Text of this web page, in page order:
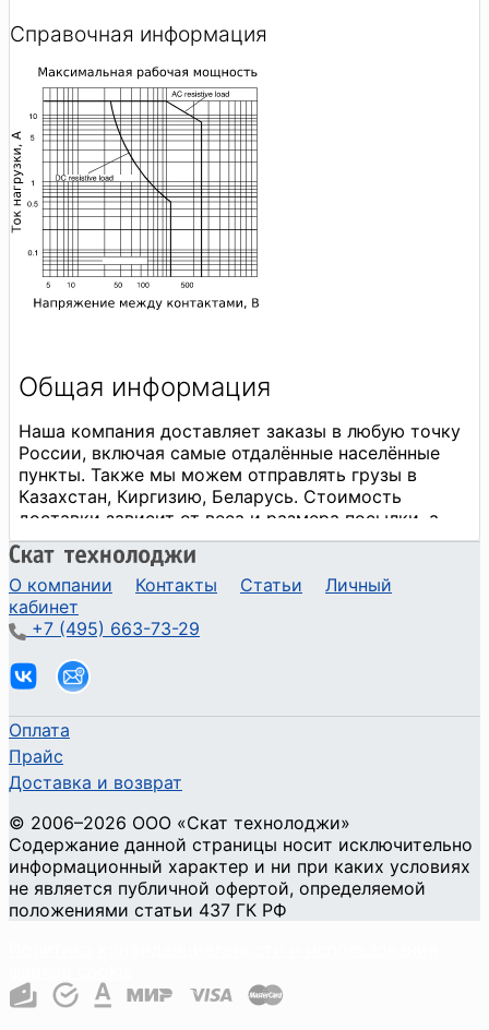
Справочная информация
О компании Контакты Статьи
Личный
кабинет
+7 (495) 663-73-29
Оплата
Прайс
Доставка и возврат
© 2006–2026 ООО «Скат технолоджи»
Содержание данной страницы носит исключительно
информационный характер и ни при каких условиях
не является публичной офертой, определяемой
положениями статьи 437 ГК РФ